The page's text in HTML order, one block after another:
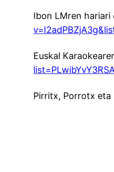
Ibon LMren
Euskal
Pirritx, Porrotx